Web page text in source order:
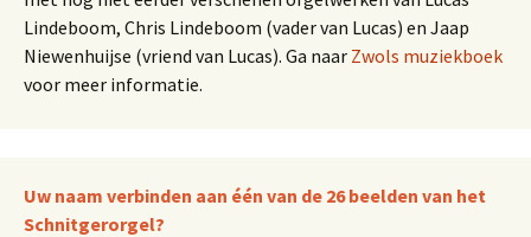
Lindeboom, Chris Lindeboom (vader van Lucas) en Jaap
Niewenhuijse (vriend van Lucas). Ga naar Zwols muziekboek
voor meer informatie.
Uw naam verbinden aan één van de 26 beelden van het
Schnitgerorgel?